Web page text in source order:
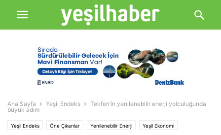
Ana Sayfa Yeşil Endeks
Tekfen’in yenilenebilir enerji yolculuğunda
büyük adım
Yeşil Endeks Öne Çıkanlar Yenilenebilir Enerji Yeşil Ekonomi